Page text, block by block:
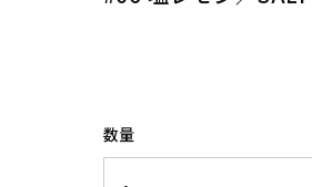
数量